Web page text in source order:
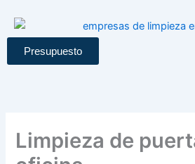
contenido
Presupuesto
Limpieza de